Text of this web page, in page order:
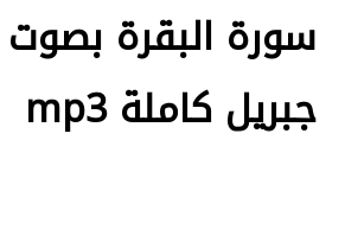
سورة البقرة
جبريل كاملة mp3